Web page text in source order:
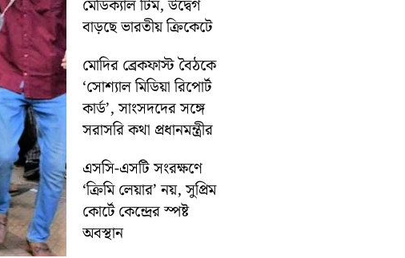
মেডিক্যাল টিম, উদ্বেগ
বাড়ছে ভারতীয় ক্রিকেটে
মোদির ব্রেকফাস্ট বৈঠকে
‘সোশ্যাল মিডিয়া রিপোর্ট
কার্ড’, সাংসদদের সঙ্গে
সরাসরি কথা প্রধানমন্ত্রীর
এসসি-এসটি সংরক্ষণে
‘ক্রিমি লেয়ার’ নয়, সুপ্রিম
কোর্টে কেন্দ্রের স্পষ্ট
অবস্থান